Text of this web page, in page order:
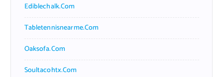
Ediblechalk.com
Tabletennisnearme.com
Oaksofa.com
Soultacohtx.com